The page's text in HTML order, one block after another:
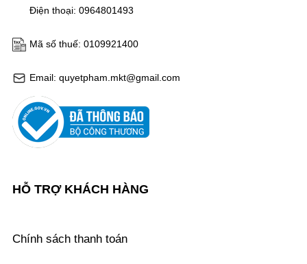
Email: quyetpham.mkt@gmail.com
Mã số thuế: 0109921400
Điện thoại: 0964801493
HỖ TRỢ KHÁCH HÀNG
Chính sách thanh toán